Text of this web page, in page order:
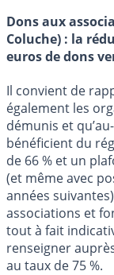
Dons aux
Coluche) : la
euros de dons
Il convient de
également les
démunis et
bénéficient du
de 66 % et un
(et même avec
années
associations et
tout à fait
renseigner
au taux de 75 %.